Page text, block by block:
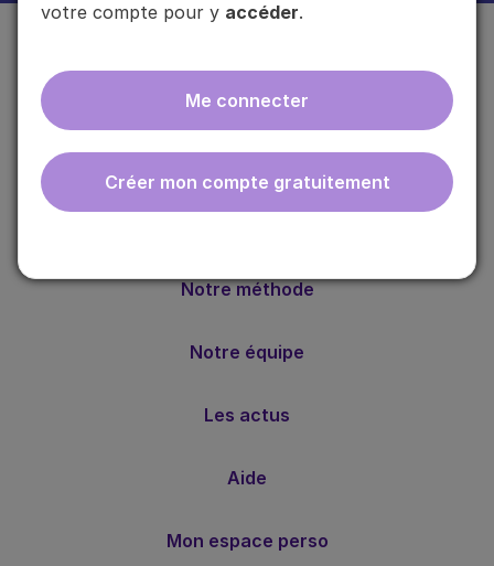
votre compte pour y accéder.
Me connecter
Créer mon compte gratuitement
ebmfrance est une base de connaissances médicales
gratuite adaptée à la pratique de la médecine générale.
Notre méthode
Notre équipe
Les actus
Aide
Mon espace perso